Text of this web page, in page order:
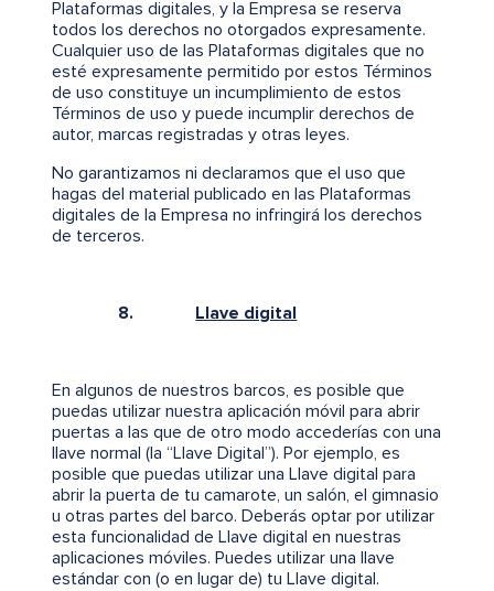
Plataformas digitales, y la Empresa se reserva
todos los derechos no otorgados expresamente.
Cualquier uso de las Plataformas digitales que no
esté expresamente permitido por estos Términos
de uso constituye un incumplimiento de estos
Términos de uso y puede incumplir derechos de
autor, marcas registradas y otras leyes.
No garantizamos ni declaramos que el uso que
hagas del material publicado en las Plataformas
digitales de la Empresa no infringirá los derechos
de terceros.
8. Llave digital
En algunos de nuestros barcos, es posible que
puedas utilizar nuestra aplicación móvil para abrir
puertas a las que de otro modo accederías con una
llave normal (la “Llave Digital”). Por ejemplo, es
posible que puedas utilizar una Llave digital para
abrir la puerta de tu camarote, un salón, el gimnasio
u otras partes del barco. Deberás optar por utilizar
esta funcionalidad de Llave digital en nuestras
aplicaciones móviles. Puedes utilizar una llave
estándar con (o en lugar de) tu Llave digital.